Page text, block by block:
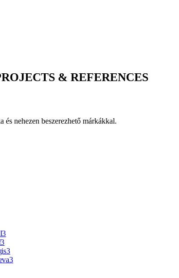
& REFERENCES
és nehezen beszerezhető márkákkal.